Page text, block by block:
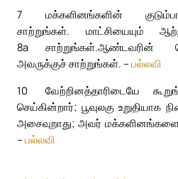
7
மக்களினங்களின்
சாற்றுங்கள். மாட்சியையும்
சாற்றுங்கள்.
8a
ஆண்டவரின்
அவருக்குச் சாற்றுங்கள். – பல்லவி
10
வேற்றினத்தாரிடையே
செய்கின்றார்; பூவுலகு உறுதியாக
அசைவுறாது; அவர் மக்களினங்களை
– பல்லவி